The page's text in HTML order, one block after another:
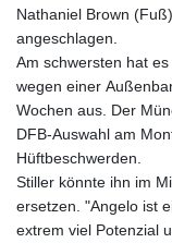
Nathaniel Brown
angeschlagen.
Am schwersten hat
wegen einer
Wochen aus. Der
DFB-Auswahl am
Hüftbeschwerden.
Stiller könnte ihn im
ersetzen. "Angelo ist
extrem viel Potenzial